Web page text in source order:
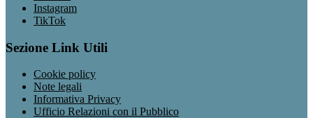
Instagram
TikTok
Sezione Link Utili
Cookie policy
Note legali
Informativa Privacy
Ufficio Relazioni con il Pubblico